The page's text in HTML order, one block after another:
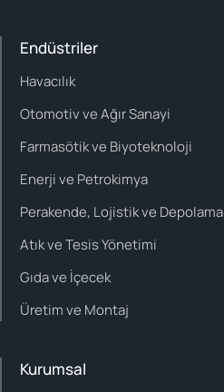
Endüstriler
Havacılık
Otomotiv ve Ağır Sanayi
Farmasötik ve Biyoteknoloji
Enerji ve Petrokimya
Perakende, Lojistik ve Depolama
Atık ve Tesis Yönetimi
Gıda ve İçecek
Üretim ve Montaj
Kurumsal